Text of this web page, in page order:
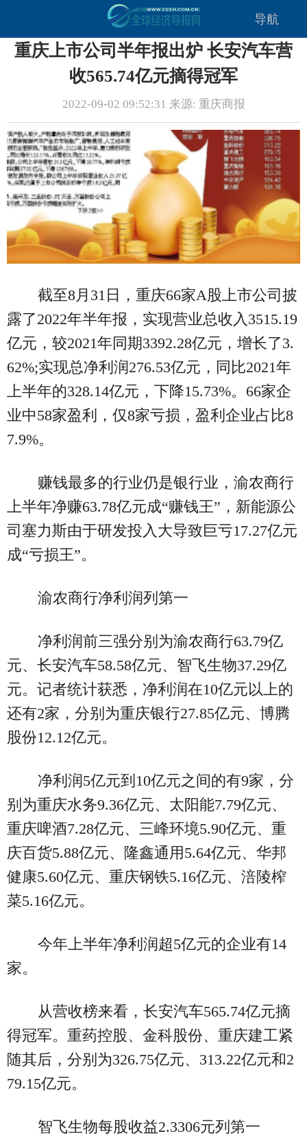
导航
重庆上市公司半年报出炉 长安汽车营
收565.74亿元摘得冠军
2022-09-02 09:52:31 来源: 重庆商报
截至8月31日，重庆66家A股上市公司披
露了2022年半年报，实现营业总收入3515.19
亿元，较2021年同期3392.28亿元，增长了3.
62%;实现总净利润276.53亿元，同比2021年
上半年的328.14亿元，下降15.73%。66家企
业中58家盈利，仅8家亏损，盈利企业占比8
7.9%。
赚钱最多的行业仍是银行业，渝农商行
上半年净赚63.78亿元成“赚钱王”，新能源公
司塞力斯由于研发投入大导致巨亏17.27亿元
成“亏损王”。
渝农商行净利润列第一
净利润前三强分别为渝农商行63.79亿
元、长安汽车58.58亿元、智飞生物37.29亿
元。记者统计获悉，净利润在10亿元以上的
还有2家，分别为重庆银行27.85亿元、博腾
股份12.12亿元。
净利润5亿元到10亿元之间的有9家，分
别为重庆水务9.36亿元、太阳能7.79亿元、
重庆啤酒7.28亿元、三峰环境5.90亿元、重
庆百货5.88亿元、隆鑫通用5.64亿元、华邦
健康5.60亿元、重庆钢铁5.16亿元、涪陵榨
菜5.16亿元。
今年上半年净利润超5亿元的企业有14
家。
从营收榜来看，长安汽车565.74亿元摘
得冠军。重药控股、金科股份、重庆建工紧
随其后，分别为326.75亿元、313.22亿元和2
79.15亿元。
智飞生物每股收益2.3306元列第一